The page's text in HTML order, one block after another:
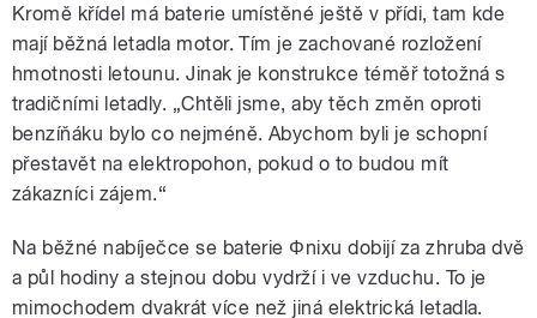
Kromě křídel má baterie umístěné ještě v přídi, tam kde
mají běžná letadla motor. Tím je zachované rozložení
hmotnosti letounu. Jinak je konstrukce téměř totožná s
tradičními letadly. „Chtěli jsme, aby těch změn oproti
benzíňáku bylo co nejméně. Abychom byli je schopní
přestavět na elektropohon, pokud o to budou mít
zákazníci zájem.“
Na běžné nabíječce se baterie Φnixu dobijí za zhruba dvě
a půl hodiny a stejnou dobu vydrží i ve vzduchu. To je
mimochodem dvakrát více než jiná elektrická letadla.